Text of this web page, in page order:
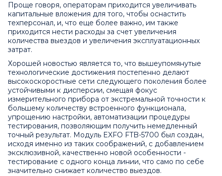
Проще говоря, операторам приходится увеличивать
капитальные вложения для того, чтобы оснастить
техперсонал, и, что еще более важно, им также
приходится нести расходы за счет увеличения
количества выездов и увеличения эксплуатационных
затрат.
Хорошей новостью является то, что вышеупомянутые
технологические достижения постепенно делают
высокоскоростные сети следующего поколения более
устойчивыми к дисперсии, смещая фокус
измерительного прибора от экстремальной точности к
большему количеству встроенного функционала,
упрощению настройки, автоматизации процедуры
тестирования, позволяющим получить немедленный
точный результат. Модуль EXFO FTB-5700 был создан,
исходя именно из таких соображений, с добавлением
эксклюзивной, качественно новой особенности -
тестирование с одного конца линии, что само по себе
значительно снижает количество выездов.